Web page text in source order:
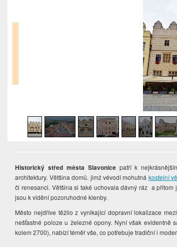
Historický střed města Slavonicepatří k
architektury. Většina domů. jimž vévodí mohutná kostelní
či renesanci. Většina si také uchovala dávný ráz a
jsou k vidění pozoruhodné klenby.
Město nejdříve těžilo z vynikající dopravní lokalizace
nešťastné poloze u železné opony. Nyní však evidentně
kolem 2700), nabízí téměř vše, co potřebuje tradiční i